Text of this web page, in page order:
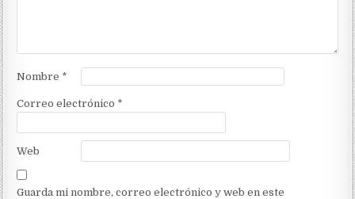
Nombre *
Correo electrónico *
Web
Guarda mi nombre, correo electrónico y web en este